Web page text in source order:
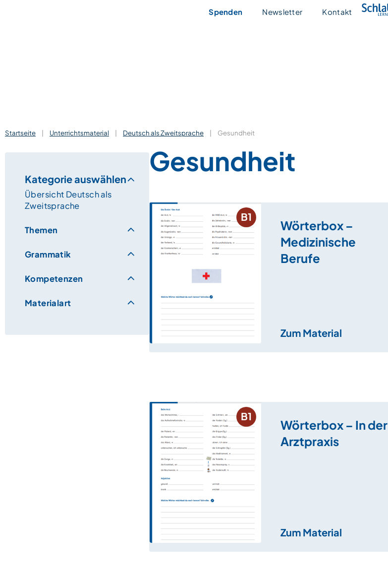
Spenden Newsletter Kontakt
Startseite | Unterrichtsmaterial | Deutsch als Zweitsprache | Gesundheit
Kategorie auswählen
Übersicht Deutsch als
Zweitsprache
Themen
Grammatik
Kompetenzen
Materialart
Gesundheit
B1
Wörterbox –
Medizinische
Berufe
Zum Material
B1
Wörterbox – In der
Arztpraxis
Zum Material